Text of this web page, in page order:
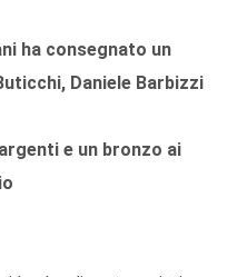
ha consegnato un
Daniele Barbizzi
e un bronzo ai